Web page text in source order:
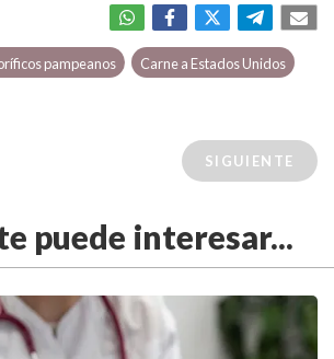
pampeanos Carne a Estados Unidos
SIGUIENTE
puede interesar...